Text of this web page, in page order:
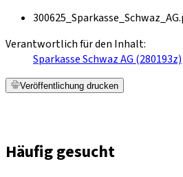
Verantwortlich für den Inhalt:
Sparkasse Schwaz AG (280193z)
Veröffentlichung drucken
Häufig gesucht